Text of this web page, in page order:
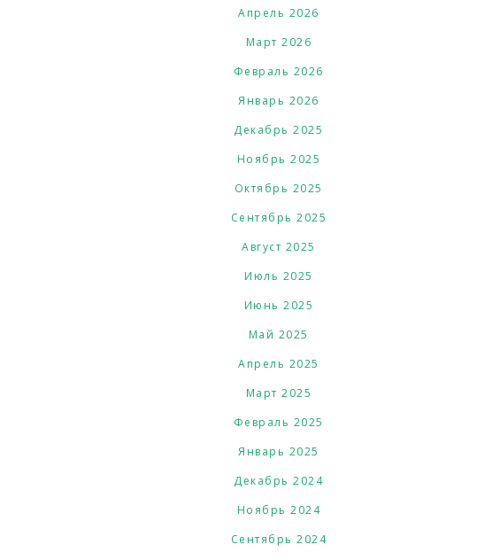
Апрель 2026
Март 2026
Февраль 2026
Январь 2026
Декабрь 2025
Ноябрь 2025
Октябрь 2025
Сентябрь 2025
Август 2025
Июль 2025
Июнь 2025
Май 2025
Апрель 2025
Март 2025
Февраль 2025
Январь 2025
Декабрь 2024
Ноябрь 2024
Сентябрь 2024